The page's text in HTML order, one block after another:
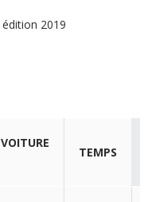
édition 2019
VOITURE
TEMPS